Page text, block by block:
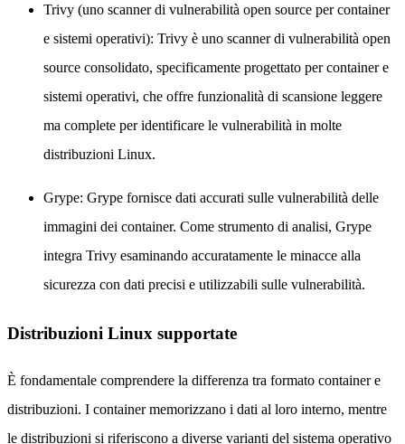
Trivy (uno scanner di vulnerabilità open source per container
e sistemi operativi): Trivy è uno scanner di vulnerabilità open
source consolidato, specificamente progettato per container e
sistemi operativi, che offre funzionalità di scansione leggere
ma complete per identificare le vulnerabilità in molte
distribuzioni Linux.
Grype: Grype fornisce dati accurati sulle vulnerabilità delle
immagini dei container. Come strumento di analisi, Grype
integra Trivy esaminando accuratamente le minacce alla
sicurezza con dati precisi e utilizzabili sulle vulnerabilità.
Distribuzioni Linux supportate
È fondamentale comprendere la differenza tra formato container e
distribuzioni. I container memorizzano i dati al loro interno, mentre
le distribuzioni si riferiscono a diverse varianti del sistema operativo